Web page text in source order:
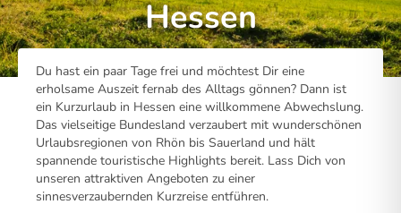
Hessen
Du hast ein paar Tage frei und möchtest Dir eine
erholsame Auszeit fernab des Alltags gönnen? Dann ist
ein Kurzurlaub in Hessen eine willkommene Abwechslung.
Das vielseitige Bundesland verzaubert mit wunderschönen
Urlaubsregionen von Rhön bis Sauerland und hält
spannende touristische Highlights bereit. Lass Dich von
unseren attraktiven Angeboten zu einer
sinnesverzaubernden Kurzreise entführen.